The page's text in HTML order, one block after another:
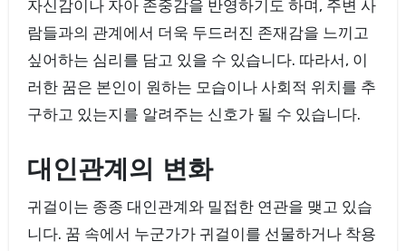
자신감이나 자아 존중감을 반영하기도 하며, 주변 사
람들과의 관계에서 더욱 두드러진 존재감을 느끼고
싶어하는 심리를 담고 있을 수 있습니다. 따라서, 이
러한 꿈은 본인이 원하는 모습이나 사회적 위치를 추
구하고 있는지를 알려주는 신호가 될 수 있습니다.
대인관계의 변화
귀걸이는 종종 대인관계와 밀접한 연관을 맺고 있습
니다. 꿈 속에서 누군가가 귀걸이를 선물하거나 착용